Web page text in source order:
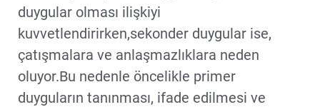
duygular olması ilişkiyi
kuvvetlendirirken,sekonder duygular ise,
çatışmalara ve anlaşmazlıklara neden
oluyor.Bu nedenle öncelikle primer
duyguların tanınması, ifade edilmesi ve